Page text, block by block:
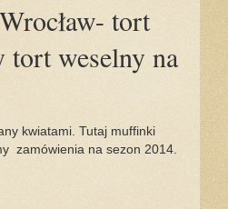
tort
tort weselny na
kwiatami. Tutaj muffinki
zamówienia na sezon 2014.